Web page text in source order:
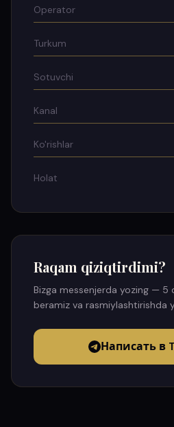
Operator
Turkum
Sotuvchi
Kanal
Ko'rishlar
Holat
Raqam qiziqtirdimi?
Bizga messenjerda yozing — 5
beramiz va rasmiylashtirishda
Написать в